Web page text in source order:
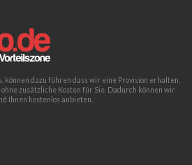
können dazu führen dass wir eine Provision erhalten,
zusätzliche Kosten für Sie. Dadurch können wir
Ihnen kostenlos anbieten.